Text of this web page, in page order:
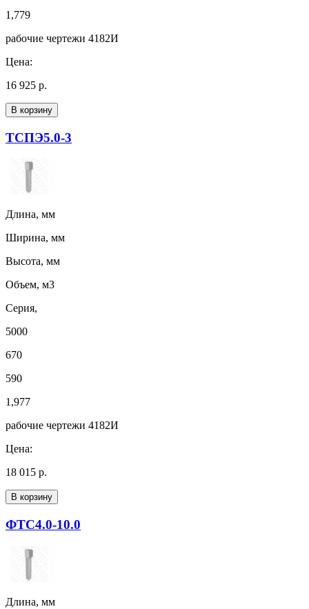
1,779
рабочие чертежи 4182И
Цена:
16 925 р.
В корзину
ТСПЭ5.0-3
Длина, мм
Ширина, мм
Высота, мм
Объем, м3
Серия,
5000
670
590
1,977
рабочие чертежи 4182И
Цена:
18 015 р.
В корзину
ФТС4.0-10.0
Длина, мм